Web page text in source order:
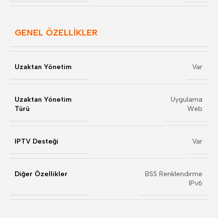
GENEL ÖZELLİKLER
Uzaktan Yönetim Var
Uzaktan Yönetim
Türü
Uygulama
Web
IPTV Desteği Var
Diğer Özellikler
BSS Renklendirme
IPv6